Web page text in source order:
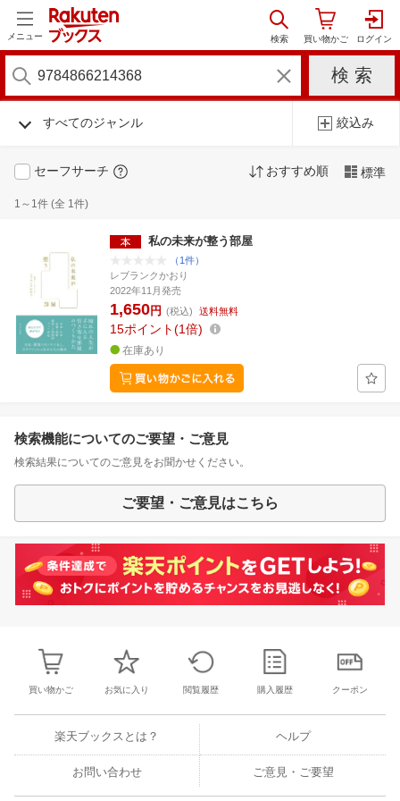
メニュー
すべてのジャンル 絞込み
セーフサーチ おすすめ順 標準
1～1件 (全 1件)
私の未来が整う部屋
（1件）
レブランクかおり
2022年11月発売
1,650円 (税込) 送料無料
15ポイント 1倍
在庫あり
検索機能についてのご要望・ご意見
検索結果についてのご意見をお聞かせください。
ご要望・ご意見はこちら
買い物かご お気に入り 閲覧履歴 購入履歴 クーポン
楽天ブックスとは？ ヘルプ
お問い合わせ ご意見・ご要望